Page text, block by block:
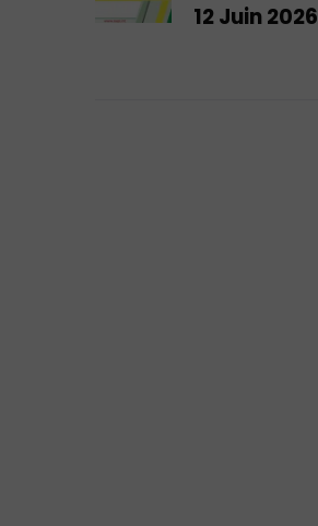
12 Juin 2026